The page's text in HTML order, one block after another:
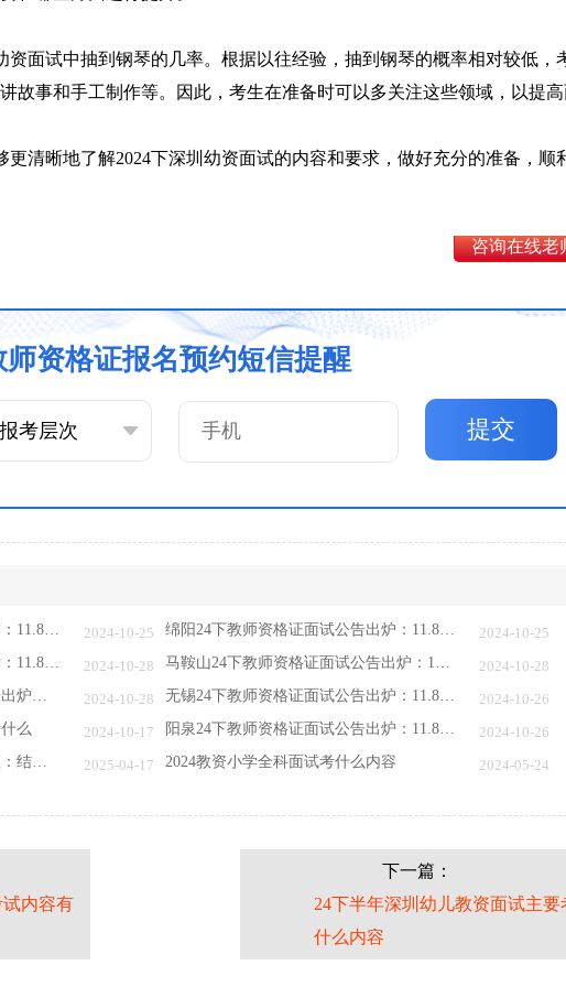
资面试中抽到钢琴的几率。根据以往经验，抽到钢琴的概率相对较低，
故事和手工制作等。因此，考生在准备时可以多关注这些领域，以提
清晰地了解2024下深圳幼资面试的内容和要求，做好充分的准备，顺
咨询在线老
师资格证报名预约短信提醒
提交
2024-10-25
2024-10-25
2024-10-28
2024-10-28
2024-10-28
2024-10-26
么
2024-10-17
2024-10-26
2025-04-17 2024教资小学全科面试考什么内容 2024-05-24
内容有
下一篇：
24下半年深圳幼儿教资面试主要
什么内容